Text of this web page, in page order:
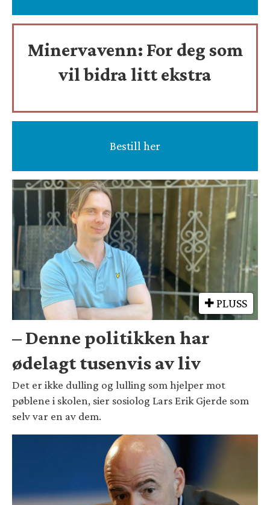
Minervavenn: For deg som
vil bidra litt ekstra
Bestill her
PLUSS
– Denne politikken har
ødelagt tusenvis av liv
Det er ikke dulling og lulling som hjelper mot
pøblene i skolen, sier sosiolog Lars Erik Gjerde som
selv var en av dem.